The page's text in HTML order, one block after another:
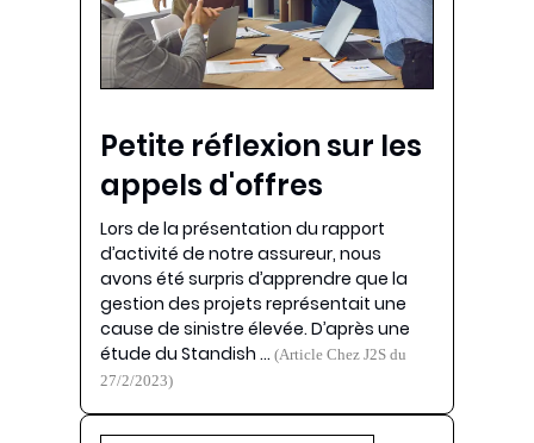
Petite réflexion sur les
appels d'offres
Lors de la présentation du rapport
d’activité de notre assureur, nous
avons été surpris d’apprendre que la
gestion des projets représentait une
cause de sinistre élevée. D’après une
étude du Standish …(Article Chez J2S du
27/2/2023)